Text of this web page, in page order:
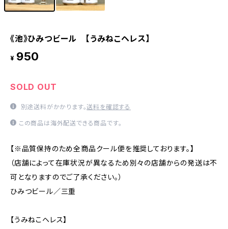
《池》ひみつビール 【うみねこヘレス】
¥ 950
SOLD OUT
別途送料がかかります。送料を確認する
この商品は海外配送できる商品です。
【※品質保持のため全商品クール便を推奨しております。】
（店舗によって在庫状況が異なるため別々の店舗からの発送は不
可となりますのでご了承ください。）
ひみつビール／三重
【うみねこヘレス】